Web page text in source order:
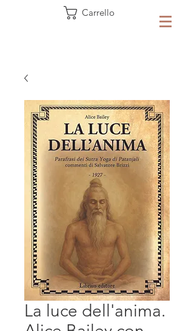
Carrello
La luce dell'anima.